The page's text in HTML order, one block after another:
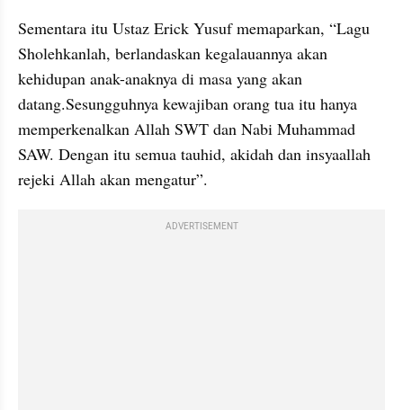
Sementara itu Ustaz Erick Yusuf memaparkan, “Lagu
Sholehkanlah, berlandaskan kegalauannya akan
kehidupan anak-anaknya di masa yang akan
datang.Sesungguhnya kewajiban orang tua itu hanya
memperkenalkan Allah SWT dan Nabi Muhammad
SAW. Dengan itu semua tauhid, akidah dan insyaallah
rejeki Allah akan mengatur”.
ADVERTISEMENT